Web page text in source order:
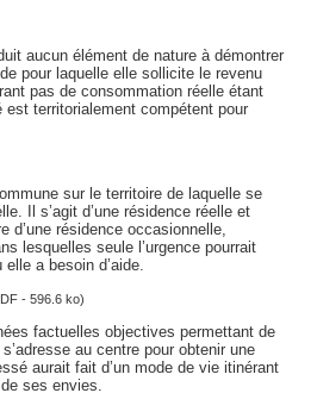
aucun élément de nature à démontrer
pour laquelle elle sollicite le revenu
pas de consommation réelle étant
territorialement compétent pour
sur le territoire de laquelle se
Il s’agit d’une résidence réelle et
d’une résidence occasionnelle,
lesquelles seule l’urgence pourrait
a besoin d’aide.
- 596.6 ko)
factuelles objectives permettant de
au centre pour obtenir une
aurait fait d’un mode de vie itinérant
ses envies.